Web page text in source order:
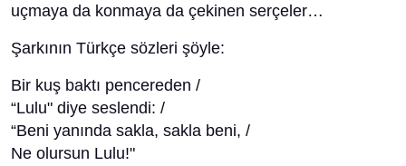
uçmaya da konmaya da çekinen serçeler…
Şarkının Türkçe sözleri şöyle:
Bir kuş baktı pencereden /
“Lulu" diye seslendi: /
“Beni yanında sakla, sakla beni, /
Ne olursun Lulu!"